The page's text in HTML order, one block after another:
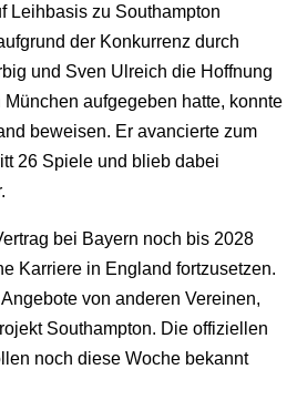
Leihbasis zu Southampton
der Konkurrenz durch
und Sven Ulreich die Hoffnung
aufgegeben hatte, konnte
beweisen. Er avancierte zum
26 Spiele und blieb dabei
bei Bayern noch bis 2028
Karriere in England fortzusetzen.
von anderen Vereinen,
Southampton. Die offiziellen
noch diese Woche bekannt